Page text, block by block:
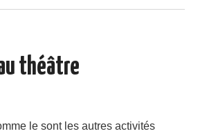
théâtre
le sont les autres activités